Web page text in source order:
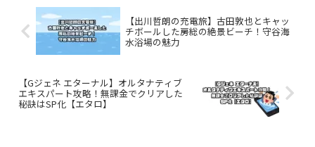
【出川哲朗の充電旅】古田敦也とキャッ
チボールした房総の絶景ビーチ！守谷海
水浴場の魅力
【Gジェネ エターナル】オルタナティブ
エキスパート攻略！無課金でクリアした
秘訣はSP化【エタロ】